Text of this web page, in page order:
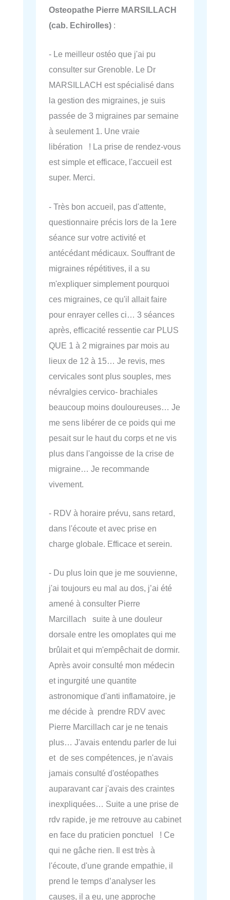
Osteopathe Pierre MARSILLACH
(cab. Echirolles) :
- Le meilleur ostéo que j'ai pu
consulter sur Grenoble. Le Dr
MARSILLACH est spécialisé dans
la gestion des migraines, je suis
passée de 3 migraines par semaine
à seulement 1. Une vraie
libération ! La prise de rendez-vous
est simple et efficace, l'accueil est
super. Merci.
- Très bon accueil, pas d'attente,
questionnaire précis lors de la 1ere
séance sur votre activité et
antécédant médicaux. Souffrant de
migraines répétitives, il a su
m'expliquer simplement pourquoi
ces migraines, ce qu'il allait faire
pour enrayer celles ci… 3 séances
après, efficacité ressentie car PLUS
QUE 1 à 2 migraines par mois au
lieux de 12 à 15… Je revis, mes
cervicales sont plus souples, mes
névralgies cervico- brachiales
beaucoup moins douloureuses… Je
me sens libérer de ce poids qui me
pesait sur le haut du corps et ne vis
plus dans l'angoisse de la crise de
migraine… Je recommande
vivement.
- RDV à horaire prévu, sans retard,
dans l'écoute et avec prise en
charge globale. Efficace et serein.
- Du plus loin que je me souvienne,
j'ai toujours eu mal au dos, j’ai été
amené à consulter Pierre
Marcillach suite à une douleur
dorsale entre les omoplates qui me
brûlait et qui m'empêchait de dormir.
Après avoir consulté mon médecin
et ingurgité une quantite
astronomique d'anti inflamatoire, je
me décide à prendre RDV avec
Pierre Marcillach car je ne tenais
plus… J'avais entendu parler de lui
et de ses compétences, je n'avais
jamais consulté d'ostéopathes
auparavant car j'avais des craintes
inexpliquées… Suite a une prise de
rdv rapide, je me retrouve au cabinet
en face du praticien ponctuel ! Ce
qui ne gâche rien. Il est très à
l'écoute, d'une grande empathie, il
prend le temps d’analyser les
causes, il a eu, une approche